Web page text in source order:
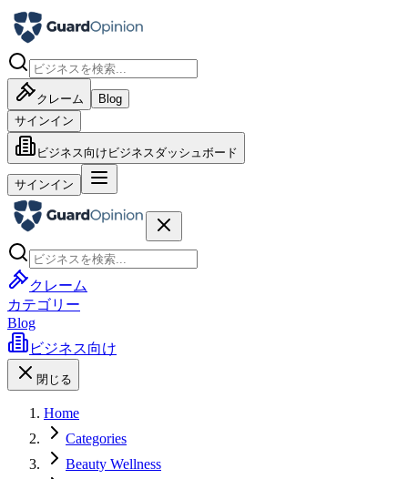
クレーム
Blog
サインイン
ビジネス向け ビジネスダッシュボード
サインイン
クレーム
カテゴリー
Blog
ビジネス向け
閉じる
Home
Categories
Beauty Wellness